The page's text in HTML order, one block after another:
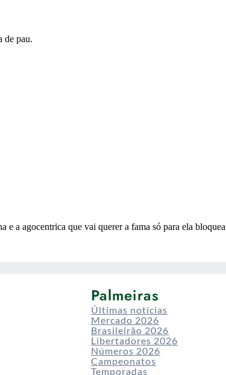
Palmeiras
Últimas notícias
Mercado 2026
Brasileirão 2026
Libertadores 2026
Números 2026
Campeonatos
Temporadas